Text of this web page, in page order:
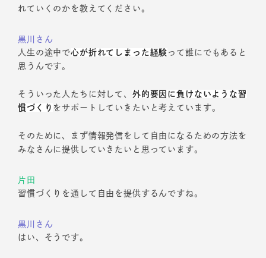
れていくのかを教えてください。
黒川さん
人生の途中で心が折れてしまった経験 って誰にでもあると
思うんです。
そういった人たちに対して、 外的要因に負けないような習
慣づくり をサポートしていきたいと考えています。
そのために、まず情報発信をして自由になるための方法を
みなさんに提供していきたいと思っています。
片田
習慣づくりを通して自由を提供するんですね。
黒川さん
はい、そうです。